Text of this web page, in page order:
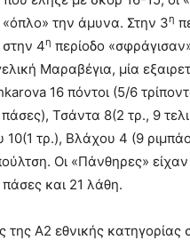
την άμυνα. Στην 3η
4η περίοδο
Μαραβέγια, μία
16 πόντοι (5/6
Τσάντα 8(2 τρ., 9
τρ.), Βλάχου 4 (9
Οι «Πάνθηρες»
και 21 λάθη.
Α2 εθνικής κατηγορίας